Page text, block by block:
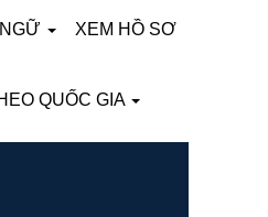
XEM HỒ SƠ
QUỐC GIA